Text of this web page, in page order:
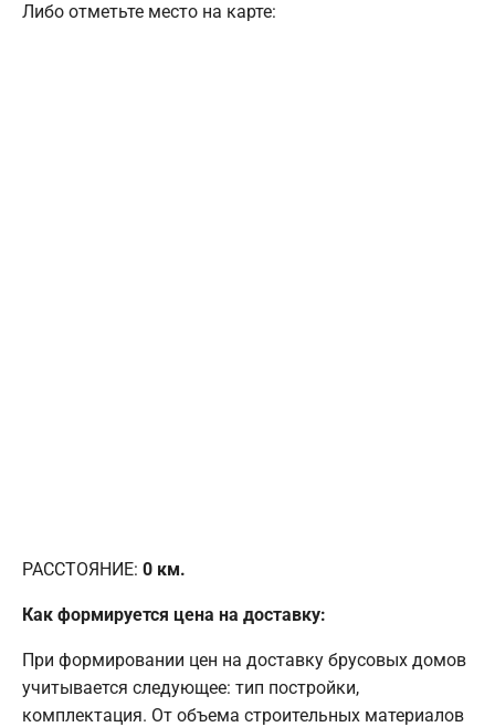
Либо отметьте место на карте:
РАССТОЯНИЕ: 0 км.
Как формируется цена на доставку:
При формировании цен на доставку брусовых домов
учитывается следующее: тип постройки,
комплектация. От объема строительных материалов